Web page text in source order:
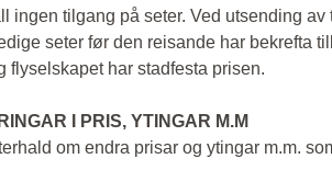
ingen tilgang på seter. Ved utsending
seter før den reisande har bekrefta
flyselskapet har stadfesta prisen.
I PRIS, YTINGAR M.M
om endra prisar og ytingar m.m.